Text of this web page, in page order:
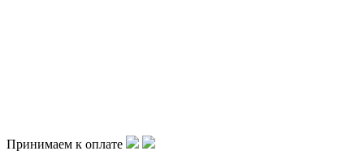
Принимаем к оплате